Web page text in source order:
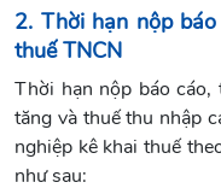
2. Thời hạn nộp
thuế TNCN
Thời hạn nộp báo
tăng và thuế thu nhập
nghiệp kê khai thuế
như sau: